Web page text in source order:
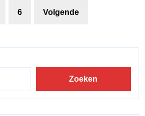
6 Volgende
Zoeken